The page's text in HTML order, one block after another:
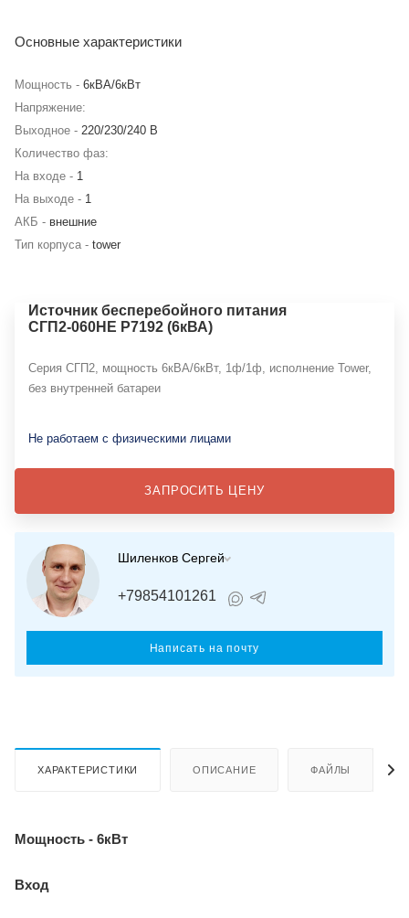
Основные характеристики
Мощность - 6кВА/6кВт
Напряжение:
Выходное - 220/230/240 В
Количество фаз:
На входе - 1
На выходе - 1
АКБ - внешние
Тип корпуса - tower
Источник бесперебойного питания
СГП2-060НЕ Р7192 (6кВА)
Серия СГП2, мощность 6кВА/6кВт, 1ф/1ф, исполнение Tower,
без внутренней батареи
Не работаем с физическими лицами
ЗАПРОСИТЬ ЦЕНУ
Шиленков Сергей
+79854101261
Написать на почту
ХАРАКТЕРИСТИКИ ОПИСАНИЕ ФАЙЛЫ
Мощность - 6кВт
Вход